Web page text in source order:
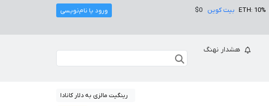
ETH: 10% بیت کوین $0 ورود یا نام‌نویسی
هشدار نهنگ
رینگیت مالزی به دلار کانادا